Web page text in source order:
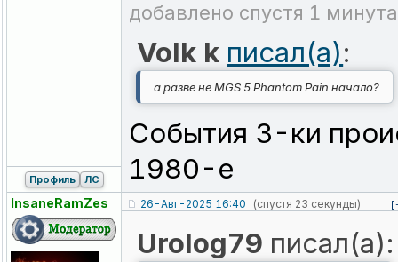
добавлено спустя 1
Volk k писал(а):
а разве не MGS 5 Phantom Pain начало?
События 3-ки
1980-е
Профиль ЛС
InsaneRamZes 26-Авг-2025 16:40 (спустя 23 секунды)
Urolog79 писал(а):